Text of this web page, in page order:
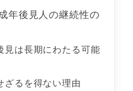
年後見人の継続性の
見は長期にわたる可能
ざるを得ない理由